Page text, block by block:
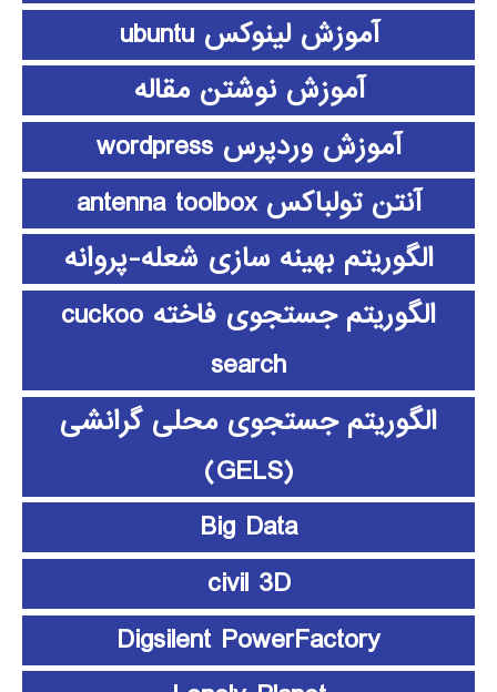
آموزش لینوکس ubuntu
آموزش نوشتن مقاله
آموزش وردپرس wordpress
آنتن تولباکس antenna toolbox
الگوریتم بهینه سازی شعله-پروانه
الگوریتم جستجوی فاخته cuckoo
search
الگوریتم جستجوی محلی گرانشی
(GELS)
Big Data
civil 3D
Digsilent PowerFactory